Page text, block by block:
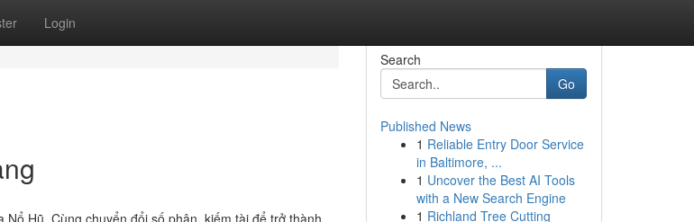
Login
Hũ. Cùng chuyển đổi số phận, kiếm tài để trở thành
Search
Go
Published News
1 Reliable Entry Door Service
in Baltimore, ...
1 Uncover the Best AI Tools
with a New Search Engine
1 Richland Tree Cutting